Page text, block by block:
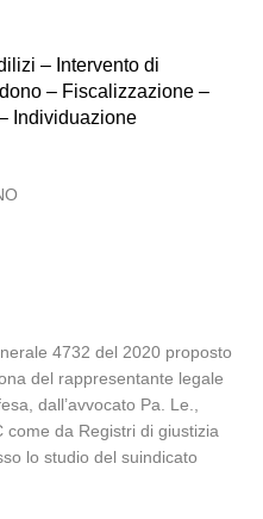
– Intervento di
– Fiscalizzazione –
Individuazione
4732 del 2020 proposto
del rappresentante legale
dall’avvocato Pa. Le.,
come da Registri di giustizia
lo studio del suindicato